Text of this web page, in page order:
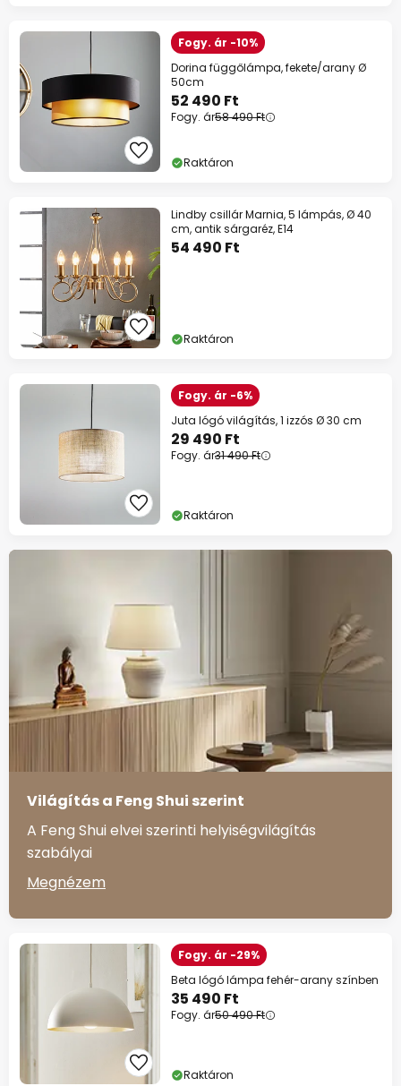
Fogy. ár -10%
Dorina függőlámpa, fekete/arany Ø
50cm
52 490 Ft
Fogy. ár58 490 Ft
Raktáron
Lindby csillár Marnia, 5 lámpás, Ø 40
cm, antik sárgaréz, E14
54 490 Ft
Raktáron
Fogy. ár -6%
Juta lógó világítás, 1 izzós Ø 30 cm
29 490 Ft
Fogy. ár31 490 Ft
Raktáron
Világítás a Feng Shui szerint
A Feng Shui elvei szerinti helyiségvilágítás
szabályai
Megnézem
Fogy. ár -29%
Beta lógó lámpa fehér-arany színben
35 490 Ft
Fogy. ár50 490 Ft
Raktáron